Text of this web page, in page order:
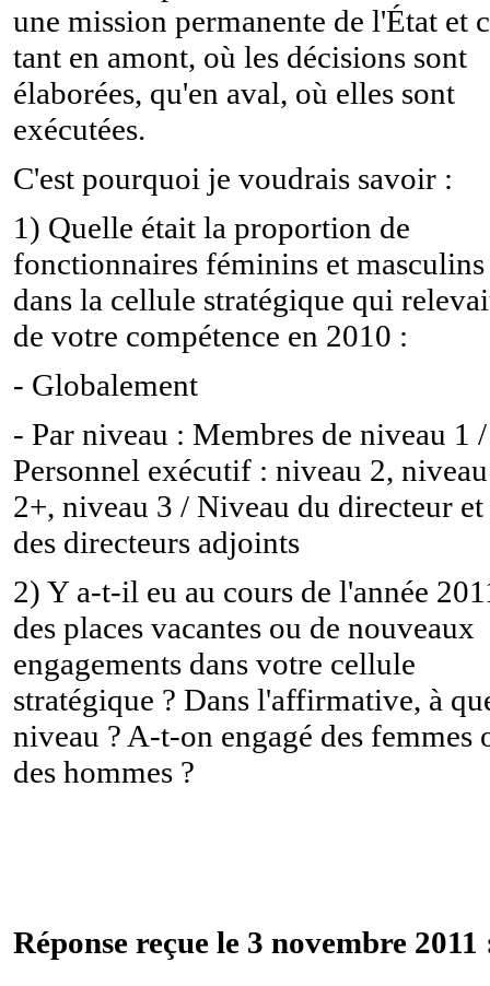
une mission permanente de l'État et
tant en amont, où les décisions sont
élaborées, qu'en aval, où elles sont
exécutées.
C'est pourquoi je voudrais savoir :
1) Quelle était la proportion de
fonctionnaires féminins et masculins
dans la cellule stratégique qui
de votre compétence en 2010 :
- Globalement
- Par niveau : Membres de niveau 1 /
Personnel exécutif : niveau 2, niveau
2+, niveau 3 / Niveau du directeur et
des directeurs adjoints
2) Y a-t-il eu au cours de l'année
des places vacantes ou de nouveaux
engagements dans votre cellule
stratégique ? Dans l'affirmative, à
niveau ? A-t-on engagé des femmes
des hommes ?
Réponse reçue le 3 novembre 2011